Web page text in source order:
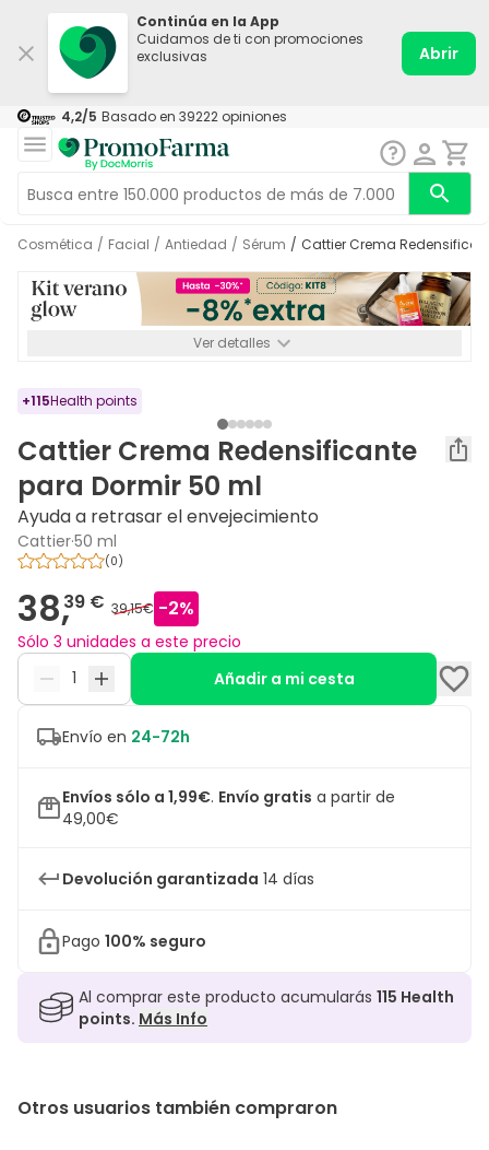
Continúa en la App
Cuidamos de ti con promociones
exclusivas
Abrir
4,2/5 Basado en 39222 opiniones
Cosmética / Facial / Antiedad / Sérum / Cattier Crema
Ver detalles
+115Health points
Cattier Crema Redensificante
para Dormir 50 ml
Ayuda a retrasar el envejecimiento
Cattier·50 ml
(0)
38,39 € 39,15€ -2%
Sólo 3 unidades a este precio
Añadir a mi cesta
Envío en 24-72h
Envíos sólo a 1,99€. Envío gratis a partir de
49,00€
Devolución garantizada 14 días
Pago 100% seguro
Al comprar este producto acumularás 115 Health
points. Más Info
Otros usuarios también compraron